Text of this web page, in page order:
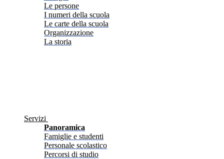
Le persone
I numeri della scuola
Le carte della scuola
Organizzazione
La storia
Servizi
Panoramica
Famiglie e studenti
Personale scolastico
Percorsi di studio